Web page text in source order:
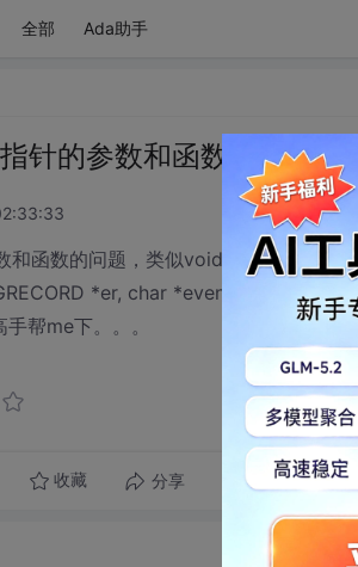
全部 Ada助手
针的参数和函数的问题
和函数的问题，类似void
*er, char *event_name, char
帮me下。。。
收藏 分享 转发到动态